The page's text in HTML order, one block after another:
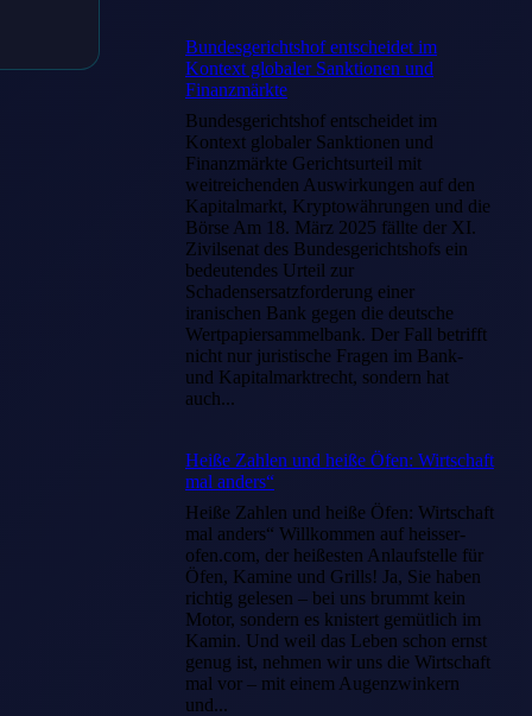
Bundesgerichtshof entscheidet im
Kontext globaler Sanktionen und
Finanzmärkte
Bundesgerichtshof entscheidet im
Kontext globaler Sanktionen und
Finanzmärkte Gerichtsurteil mit
weitreichenden Auswirkungen auf den
Kapitalmarkt, Kryptowährungen und die
Börse Am 18. März 2025 fällte der XI.
Zivilsenat des Bundesgerichtshofs ein
bedeutendes Urteil zur
Schadensersatzforderung einer
iranischen Bank gegen die deutsche
Wertpapiersammelbank. Der Fall betrifft
nicht nur juristische Fragen im Bank-
und Kapitalmarktrecht, sondern hat
auch...
Heiße Zahlen und heiße Öfen: Wirtschaft
mal anders“
Heiße Zahlen und heiße Öfen: Wirtschaft
mal anders“ Willkommen auf heisser-
ofen.com, der heißesten Anlaufstelle für
Öfen, Kamine und Grills! Ja, Sie haben
richtig gelesen – bei uns brummt kein
Motor, sondern es knistert gemütlich im
Kamin. Und weil das Leben schon ernst
genug ist, nehmen wir uns die Wirtschaft
mal vor – mit einem Augenzwinkern
und...